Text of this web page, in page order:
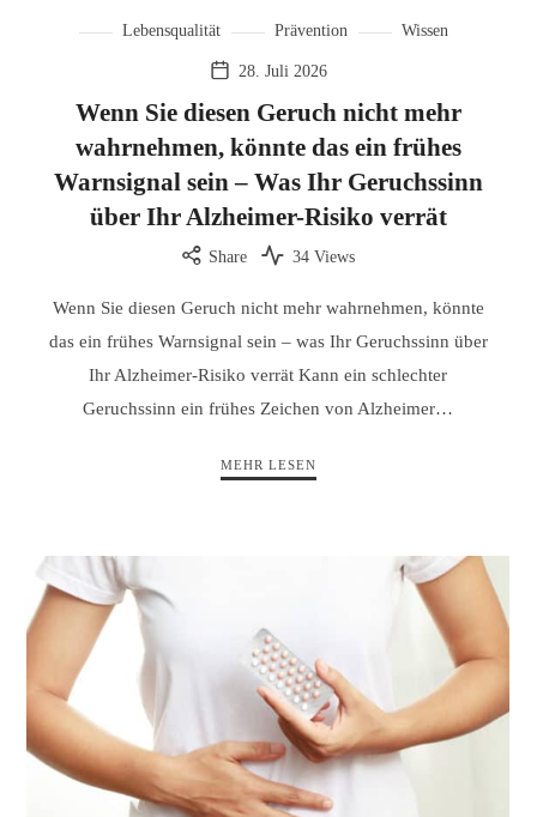
Lebensqualität Prävention Wissen
28. Juli 2026
Wenn Sie diesen Geruch nicht mehr
wahrnehmen, könnte das ein frühes
Warnsignal sein – Was Ihr Geruchssinn
über Ihr Alzheimer-Risiko verrät
Share 34 Views
Wenn Sie diesen Geruch nicht mehr wahrnehmen, könnte
das ein frühes Warnsignal sein – was Ihr Geruchssinn über
Ihr Alzheimer-Risiko verrät Kann ein schlechter
Geruchssinn ein frühes Zeichen von Alzheimer…
MEHR LESEN